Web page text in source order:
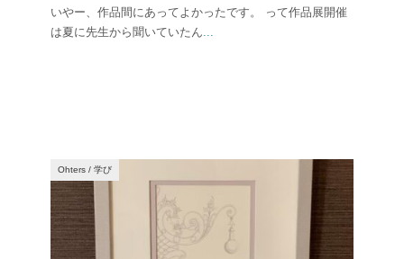
いやー、作品間にあってよかったです。 って作品展開催
は夏に先生から聞いていたん...
Ohters / 学び